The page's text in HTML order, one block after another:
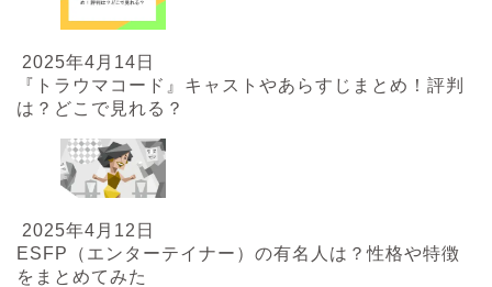
2025年4月14日
『トラウマコード』キャストやあらすじまとめ！評判
は？どこで見れる？
2025年4月12日
ESFP（エンターテイナー）の有名人は？性格や特徴
をまとめてみた